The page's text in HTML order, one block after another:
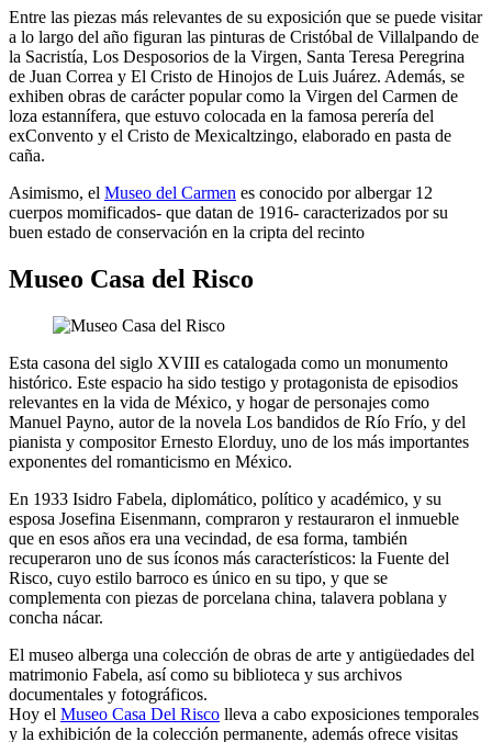
Entre las piezas más relevantes de su exposición que se puede visitar
a lo largo del año figuran las pinturas de Cristóbal de Villalpando de
la Sacristía, Los Desposorios de la Virgen, Santa Teresa Peregrina
de Juan Correa y El Cristo de Hinojos de Luis Juárez. Además, se
exhiben obras de carácter popular como la Virgen del Carmen de
loza estannífera, que estuvo colocada en la famosa perería del
exConvento y el Cristo de Mexicaltzingo, elaborado en pasta de
caña.
Asimismo, el Museo del Carmen es conocido por albergar 12
cuerpos momificados- que datan de 1916- caracterizados por su
buen estado de conservación en la cripta del recinto
Museo Casa del Risco
Esta casona del siglo XVIII es catalogada como un monumento
histórico. Este espacio ha sido testigo y protagonista de episodios
relevantes en la vida de México, y hogar de personajes como
Manuel Payno, autor de la novela Los bandidos de Río Frío, y del
pianista y compositor Ernesto Elorduy, uno de los más importantes
exponentes del romanticismo en México.
En 1933 Isidro Fabela, diplomático, político y académico, y su
esposa Josefina Eisenmann, compraron y restauraron el inmueble
que en esos años era una vecindad, de esa forma, también
recuperaron uno de sus íconos más característicos: la Fuente del
Risco, cuyo estilo barroco es único en su tipo, y que se
complementa con piezas de porcelana china, talavera poblana y
concha nácar.
El museo alberga una colección de obras de arte y antigüedades del
matrimonio Fabela, así como su biblioteca y sus archivos
documentales y fotográficos.
Hoy el Museo Casa Del Risco lleva a cabo exposiciones temporales
y la exhibición de la colección permanente, además ofrece visitas